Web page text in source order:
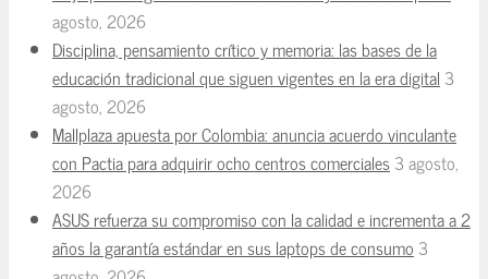
agosto, 2026
Disciplina, pensamiento crítico y memoria: las bases de la
educación tradicional que siguen vigentes en la era digital 3
agosto, 2026
Mallplaza apuesta por Colombia: anuncia acuerdo vinculante
con Pactia para adquirir ocho centros comerciales3 agosto,
2026
ASUS refuerza su compromiso con la calidad e incrementa a 2
años la garantía estándar en sus laptops de consumo 3